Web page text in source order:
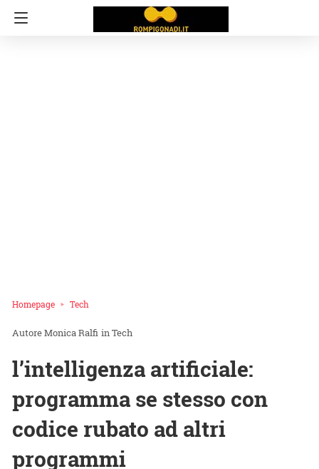
Homepage Tech
Monica Ralfi inTech
l’intelligenza artificiale:
programma se stesso con
codice rubato ad altri
programmi